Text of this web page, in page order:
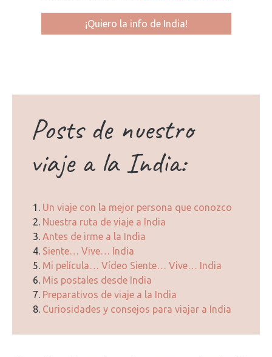
Posts de nuestro
viaje a la India:
Un viaje con la mejor persona que conozco
Nuestra ruta de viaje a India
Antes de irme a la India
Siente… Vive… India
Mi película… Vídeo Siente… Vive… India
Mis postales desde India
Preparativos de viaje a la India
Curiosidades y consejos para viajar a India